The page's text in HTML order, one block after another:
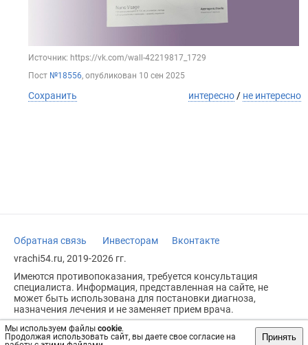
Мы используем файлы cookie.
Продолжая использовать сайт, вы даете свое согласие на
Принять
Источник: https://vk.com/wall-42219817_1729
Пост №18556, опубликован 10 сен 2025
Сохранить интересно / не интересно
Обратная связь Инвесторам
Вконтакте
vrachi54.ru, 2019-2026 гг.
Имеются противопоказания, требуется консультация
специалиста. Информация, представленная на сайте, не
может быть использована для постановки диагноза,
назначения лечения и не заменяет прием врача.
Возрастное ограничение: 18+